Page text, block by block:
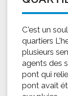
C'est un
quartiers
plusieurs
agents des
pont qui
pont avait